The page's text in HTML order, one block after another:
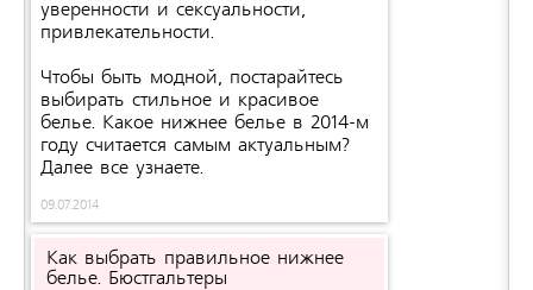
уверенности и сексуальности,
привлекательности.
Чтобы быть модной, постарайтесь
выбирать стильное и красивое
белье. Какое нижнее белье в 2014-м
году считается самым актуальным?
Далее все узнаете.
09.07.2014
Как выбрать правильное нижнее
белье. Бюстгальтеры